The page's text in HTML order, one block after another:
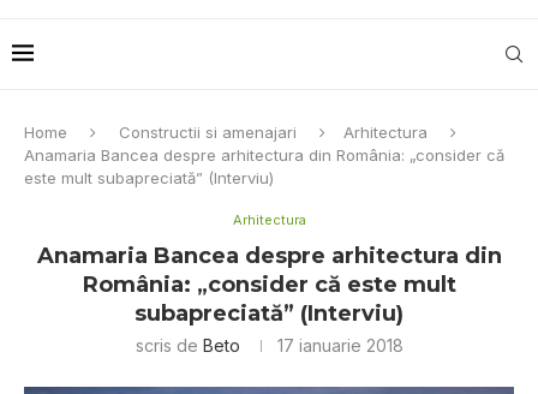
Home Constructii si amenajari
Arhitectura
Anamaria Bancea despre arhitectura din România: „consider că
este mult subapreciată” (Interviu)
Arhitectura
Anamaria Bancea despre arhitectura din
România: „consider că este mult
subapreciată” (Interviu)
scris de Beto 17 ianuarie 2018